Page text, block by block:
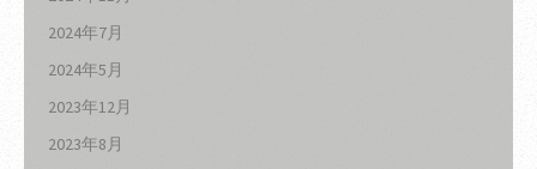
2024年7月
2024年5月
2023年12月
2023年8月